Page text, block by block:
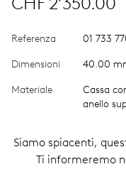
Referenza 01 733
Dimensioni 40.00
Materiale
Cassa
anello
Siamo spiacenti,
Ti informeremo